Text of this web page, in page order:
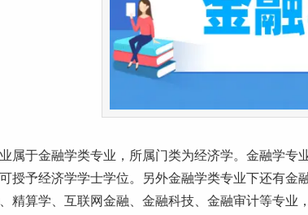
属于金融学类专业，所属门类为经济学。金融学专
可授予经济学学士学位。另外金融学类专业下还有金
精算学、互联网金融、金融科技、金融审计等专业